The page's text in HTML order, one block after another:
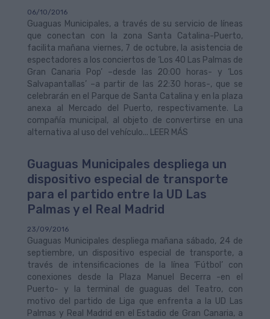
06/10/2016
Guaguas Municipales, a través de su servicio de líneas
que conectan con la zona Santa Catalina-Puerto,
facilita mañana viernes, 7 de octubre, la asistencia de
espectadores a los conciertos de ‘Los 40 Las Palmas de
Gran Canaria Pop’ –desde las 20:00 horas- y ‘Los
Salvapantallas’ –a partir de las 22:30 horas-, que se
celebrarán en el Parque de Santa Catalina y en la plaza
anexa al Mercado del Puerto, respectivamente. La
compañía municipal, al objeto de convertirse en una
alternativa al uso del vehículo... LEER MÁS
Guaguas Municipales despliega un
dispositivo especial de transporte
para el partido entre la UD Las
Palmas y el Real Madrid
23/09/2016
Guaguas Municipales despliega mañana sábado, 24 de
septiembre, un dispositivo especial de transporte, a
través de intensificaciones de la línea ‘Fútbol’ con
conexiones desde la Plaza Manuel Becerra -en el
Puerto- y la terminal de guaguas del Teatro, con
motivo del partido de Liga que enfrenta a la UD Las
Palmas y Real Madrid en el Estadio de Gran Canaria, a